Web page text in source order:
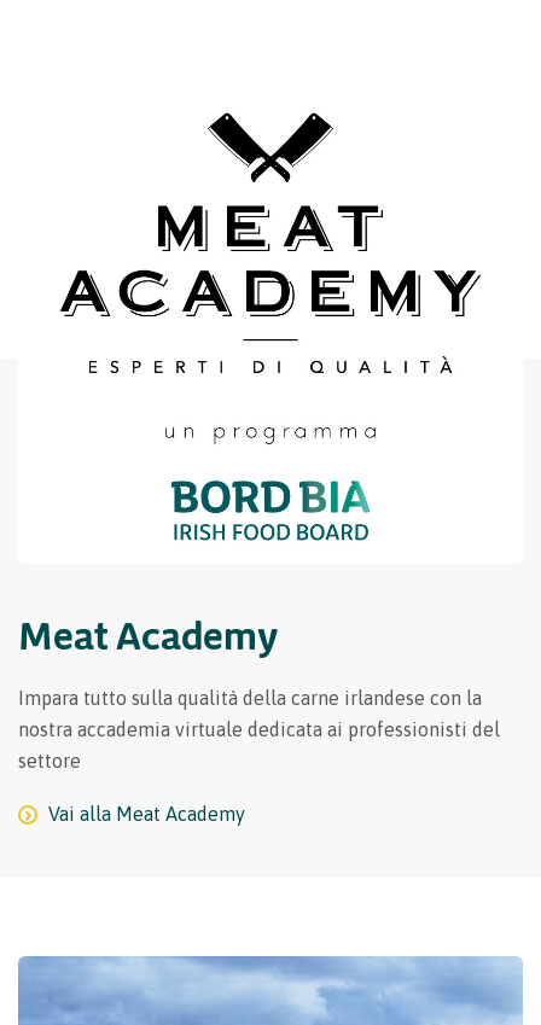
Meat Academy
Impara tutto sulla qualità della carne irlandese con la
nostra accademia virtuale dedicata ai professionisti del
settore
Vai alla Meat Academy